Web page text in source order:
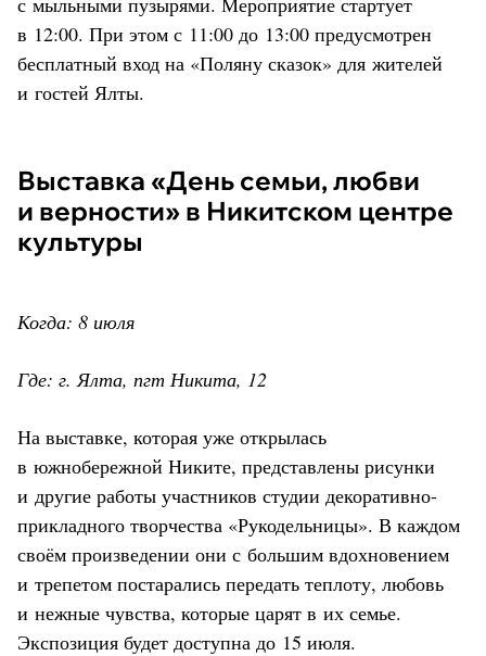
в 12:00. При этом с 11:00 до 13:00 предусмотрен
бесплатный вход на «Поляну сказок» для жителей
и гостей Ялты.
Выставка «День семьи, любви
и верности» в Никитском центре
культуры
Когда: 8 июля
Где: г. Ялта, пгт Никита, 12
На выставке, которая уже открылась
в южнобережной Никите, представлены рисунки
и другие работы участников студии декоративно-
прикладного творчества «Рукодельницы». В каждом
своём произведении они с большим вдохновением
и трепетом постарались передать теплоту, любовь
и нежные чувства, которые царят в их семье.
Экспозиция будет доступна до 15 июля.